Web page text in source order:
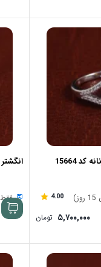
15664
4.00
۵,۷۰۰,۰۰۰ تومان
انگشتر
فقط 1 عدد در انبار موجود است